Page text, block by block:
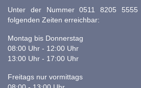
Unter der Nummer 0511 8205
folgenden Zeiten erreichbar:
Montag bis Donnerstag
08:00 Uhr - 12:00 Uhr
13:00 Uhr - 17:00 Uhr
Freitags nur vormittags